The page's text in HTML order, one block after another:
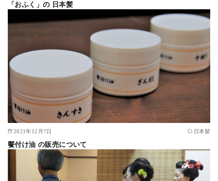
「おふく」の 日本髪
2021年12月7日 日本髪
鬢付け油 の販売について